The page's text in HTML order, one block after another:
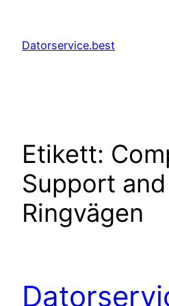
innehåll
Datorservice.best
Etikett:
Support
Ringvägen